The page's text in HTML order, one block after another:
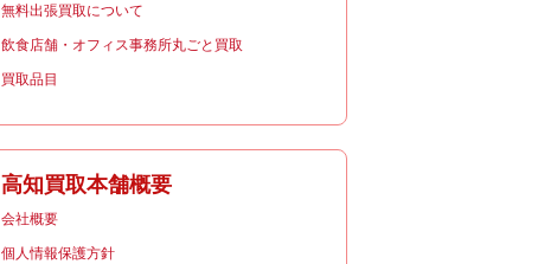
無料出張買取について
飲食店舗・オフィス事務所丸ごと買取
買取品目
高知買取本舗概要
会社概要
個人情報保護方針